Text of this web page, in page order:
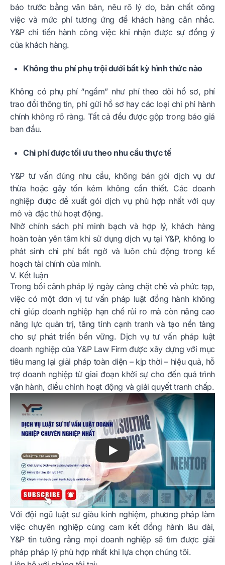
báo trước bằng văn bản, nêu rõ lý do, bản chất công
việc và mức phí tương ứng để khách hàng cân nhắc.
Y&P chỉ tiến hành công việc khi nhận được sự đồng ý
của khách hàng.
Không thu phí phụ trội dưới bất kỳ hình thức nào
Không có phụ phí “ngầm” như phí theo dõi hồ sơ, phí
trao đổi thông tin, phí gửi hồ sơ hay các loại chi phí hành
chính không rõ ràng. Tất cả đều được gộp trong báo giá
ban đầu.
Chi phí được tối ưu theo nhu cầu thực tế
Y&P tư vấn đúng nhu cầu, không bán gói dịch vụ dư
thừa hoặc gây tốn kém không cần thiết. Các doanh
nghiệp được đề xuất gói dịch vụ phù hợp nhất với quy
mô và đặc thù hoạt động.
Nhờ chính sách phí minh bạch và hợp lý, khách hàng
hoàn toàn yên tâm khi sử dụng dịch vụ tại Y&P, không lo
phát sinh chi phí bất ngờ và luôn chủ động trong kế
hoạch tài chính của mình.
V. Kết luận
Trong bối cảnh pháp lý ngày càng chặt chẽ và phức tạp,
việc có một đơn vị tư vấn pháp luật đồng hành không
chỉ giúp doanh nghiệp hạn chế rủi ro mà còn nâng cao
năng lực quản trị, tăng tính cạnh tranh và tạo nền tảng
cho sự phát triển bền vững. Dịch vụ tư vấn pháp luật
doanh nghiệp của Y&P Law Firm được xây dựng với mục
tiêu mang lại giải pháp toàn diện – kịp thời – hiệu quả, hỗ
trợ doanh nghiệp từ giai đoạn khởi sự cho đến quá trình
vận hành, điều chỉnh hoạt động và giải quyết tranh chấp.
Play
Với đội ngũ luật sư giàu kinh nghiệm, phương pháp làm
việc chuyên nghiệp cùng cam kết đồng hành lâu dài,
Y&P tin tưởng rằng mọi doanh nghiệp sẽ tìm được giải
pháp pháp lý phù hợp nhất khi lựa chọn chúng tôi.